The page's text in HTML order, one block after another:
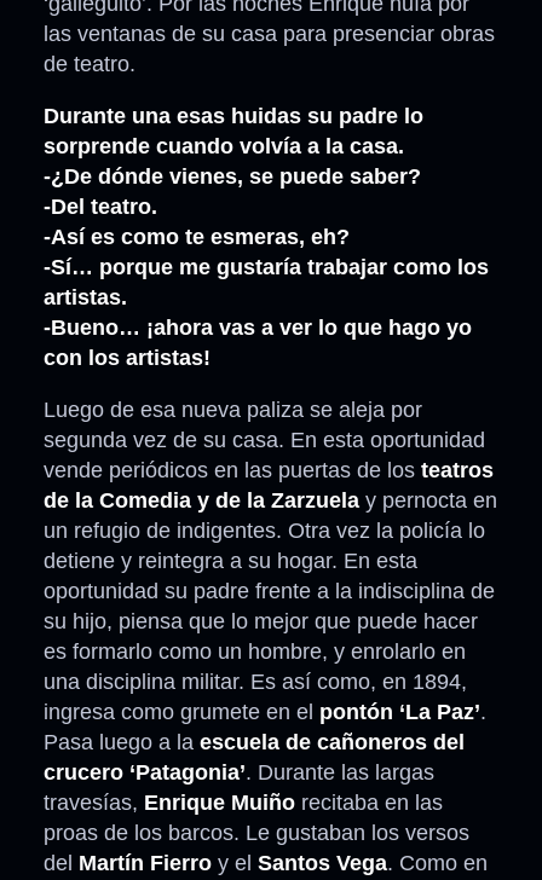
las ventanas de su casa para presenciar obras
de teatro.
Durante una esas huidas su padre lo
sorprende cuando volvía a la casa.
-¿De dónde vienes, se puede saber?
-Del teatro.
-Así es como te esmeras, eh?
-Sí… porque me gustaría trabajar como los
artistas.
-Bueno… ¡ahora vas a ver lo que hago yo
con los artistas!
Luego de esa nueva paliza se aleja por
segunda vez de su casa. En esta oportunidad
vende periódicos en las puertas de los teatros
de la Comedia y de la Zarzuela y pernocta en
un refugio de indigentes. Otra vez la policía lo
detiene y reintegra a su hogar. En esta
oportunidad su padre frente a la indisciplina de
su hijo, piensa que lo mejor que puede hacer
es formarlo como un hombre, y enrolarlo en
una disciplina militar. Es así como, en 1894,
ingresa como grumete en el pontón ‘La Paz’.
Pasa luego a la escuela de cañoneros del
crucero ‘Patagonia’. Durante las largas
travesías, Enrique Muiño recitaba en las
proas de los barcos. Le gustaban los versos
del Martín Fierro y el Santos Vega. Como en